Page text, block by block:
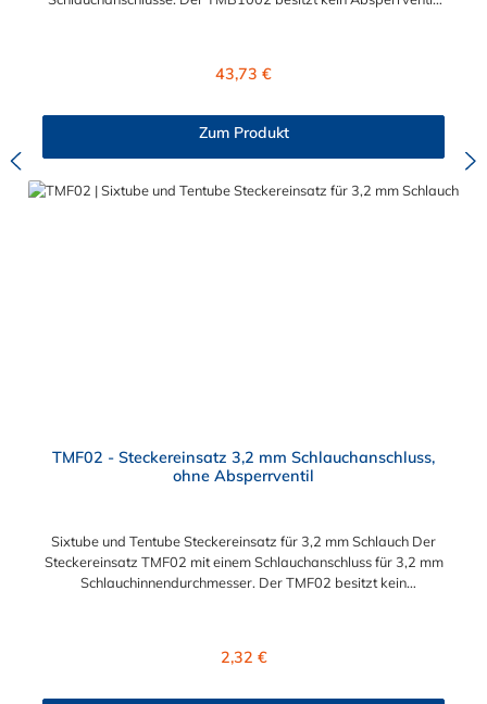
Regulärer Preis:
43,73 €
Zum Produkt
TMF02 - Steckereinsatz 3,2 mm Schlauchanschluss,
ohne Absperrventil
Sixtube und Tentube Steckereinsatz für 3,2 mm Schlauch Der
Steckereinsatz TMF02 mit einem Schlauchanschluss für 3,2 mm
Schlauchinnendurchmesser. Der TMF02 besitzt kein
Regulärer Preis:
2,32 €